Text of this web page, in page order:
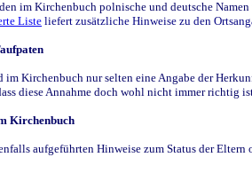
im Kirchenbuch polnische und deutsche
Liste liefert zusätzliche Hinweise zu den
im Kirchenbuch nur selten eine Angabe der
diese Annahme doch wohl nicht immer richtig
Kirchenbuch
aufgeführten Hinweise zum Status der